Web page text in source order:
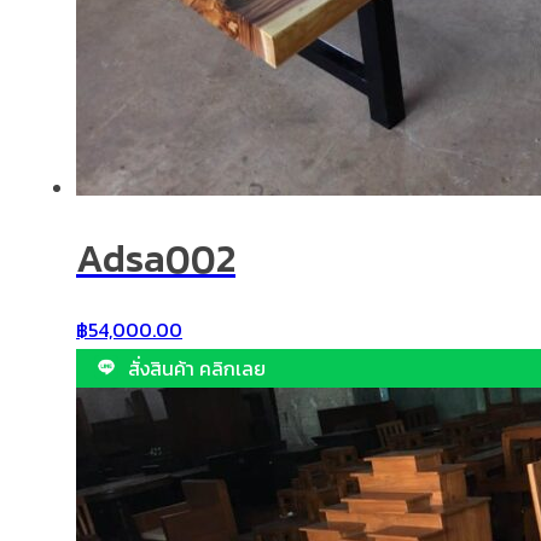
Adsa002
฿54,000.00
สั่งสินค้า คลิกเลย